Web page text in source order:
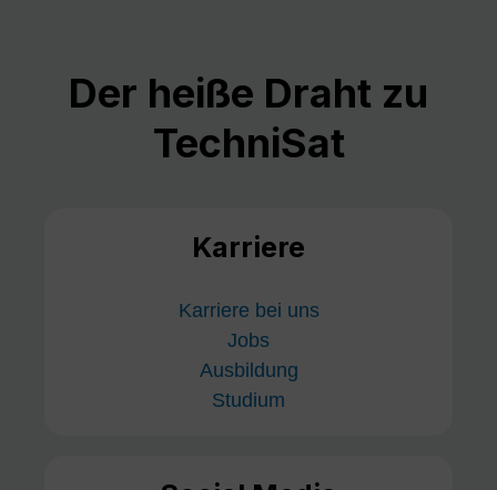
Der heiße Draht zu
TechniSat
Karriere
Karriere bei uns
Jobs
Ausbildung
Studium